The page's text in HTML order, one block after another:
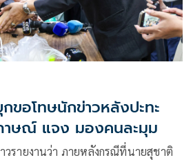
ขอโทษนักข่าวหลังปะทะ
าษณ์ แจง มองคนละมุม
วรายงานว่า ภายหลังกรณีที่นายสุชาติ